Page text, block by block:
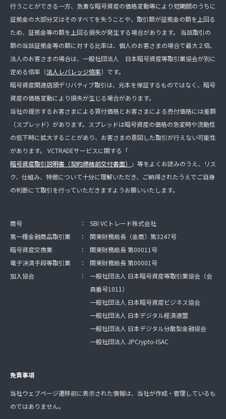
行うことができる一方、急激な暗号資産の価格変動等により短期間のうちに
証拠金の大部分又はそのすべてを失うことや、取引額が証拠金の額を上回る
ため、証拠金等の額を上回る損失が発生する場合があります。 当該取引の
額の当該証拠金等の額に対する比率は、個人のお客さまの場合で最大２倍、
法人のお客さまの場合は、一般社団法人 日本暗号資産等取引業協会が別に
定める倍率（法人レバレッジ倍率）です。
暗号資産関連店頭デリバティブ取引は、元本を保証するものではなく、暗号
資産の価格変動により損失が生じる場合があります。
当社の提示するお客さまによる買付価格とお客さまによる売付価格には差額
（スプレッド）があります。スプレッドは暗号資産の価格の急変時や流動性
の低下時に拡大することがあり、お客さまの意図した取引が行えない可能性
があります。 VCTRADEサービスに関する「
暗号資産取引説明書（契約締結前交付書面）
」等をよくお読みのうえ、リス
ク、仕組み、特徴について十分に理解いただき、ご納得されたうえでご自身
の判断にて取引を行っていただきますようお願いいたします。
商号 ：
SBI VCトレード株式会社
第一種金融商品取引業
：
関東財務局長（金商）第3247号
暗号資産交換業
：
関東財務局長 第00011号
電子決済手段等取引業
：
関東財務局長 第00001号
加入協会
：
一般社団法人 日本暗号資産等取引業協会（会
員番号1011）
一般社団法人 日本暗号資産ビジネス協会
一般社団法人 日本デジタル経済連盟
一般社団法人 日本デジタル分散型金融協会
一般社団法人 JPCrypto-ISAC
免責事項
当社ウェブページ遷移前に表示された情報は、当社が作成・管理しているも
のではありません。